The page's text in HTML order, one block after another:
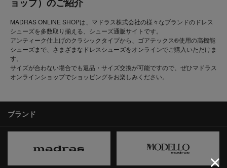
MADRAS ONLINE SHOPは、マドラス株式会社の様々なブランドのドレス
シューズを多数取り揃える、シューズ通販サイトです。
アンティーク仕上げのクラシックタイプから、ゴアテックス®使用の高機能
シューズまで、さまざまなドレスシューズをオンラインでご購入いただけま
す。
サイズが合わない場合でも返品・サイズ交換が可能ですので、ぜひマドラス
オンラインショップでショッピングをお楽しみください。
ブランド